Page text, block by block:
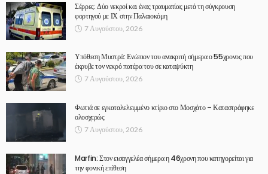
Σέρρες: Δύο νεκροί και ένας τραυματίας μετά τη σύγκρουση
φορτηγού με ΙΧ στην Παλαιοκόμη
7 Αυγούστου, 2026
Υπόθεση Μυστρά: Ενώπιον του ανακριτή σήμερα ο 55χρονος που
έκρυβε τον νεκρό πατέρα του σε καταψύκτη
7 Αυγούστου, 2026
Φωτιά σε εγκαταλελειμμένο κτίριο στο Μοσχάτο – Καταστράφηκε
ολοσχερώς
7 Αυγούστου, 2026
Marfin: Στον εισαγγελέα σήμερα η 46χρονη που κατηγορείται για
την φονική επίθεση